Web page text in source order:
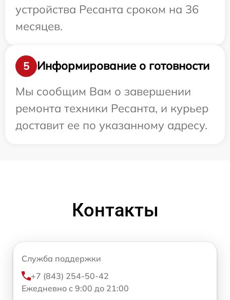
устройства Ресанта сроком на 36
месяцев.
5
Информирование о готовности
Мы сообщим Вам о завершении
ремонта техники Ресанта, и курьер
доставит ее по указанному адресу.
Контакты
Служба поддержки
+7 (843) 254-50-42
Ежедневно с 9:00 до 21:00